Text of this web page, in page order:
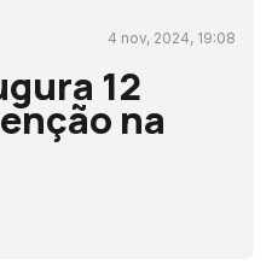
4 nov, 2024, 19:08
12
na